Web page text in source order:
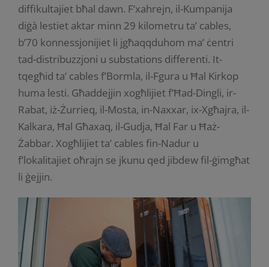
diffikultajiet bħal dawn. F’xahrejn, il-Kumpanija
diġà lestiet aktar minn 29 kilometru ta’ cables,
b’70 konnessjonijiet li jgħaqqduhom ma’ ċentri
tad-distribuzzjoni u substations differenti. It-
tqegħid ta’ cables f’Bormla, il-Fgura u Ħal Kirkop
huma lesti. Għaddejjin xogħlijiet f’Ħad-Dingli, ir-
Rabat, iż-Żurrieq, il-Mosta, in-Naxxar, ix-Xgħajra, il-
Kalkara, Ħal Għaxaq, il-Gudja, Ħal Far u Ħaż-
Żabbar. Xogħlijiet ta’ cables fin-Nadur u
f’lokalitajiet oħrajn se jkunu qed jibdew fil-ġimgħat
li ģejjin.